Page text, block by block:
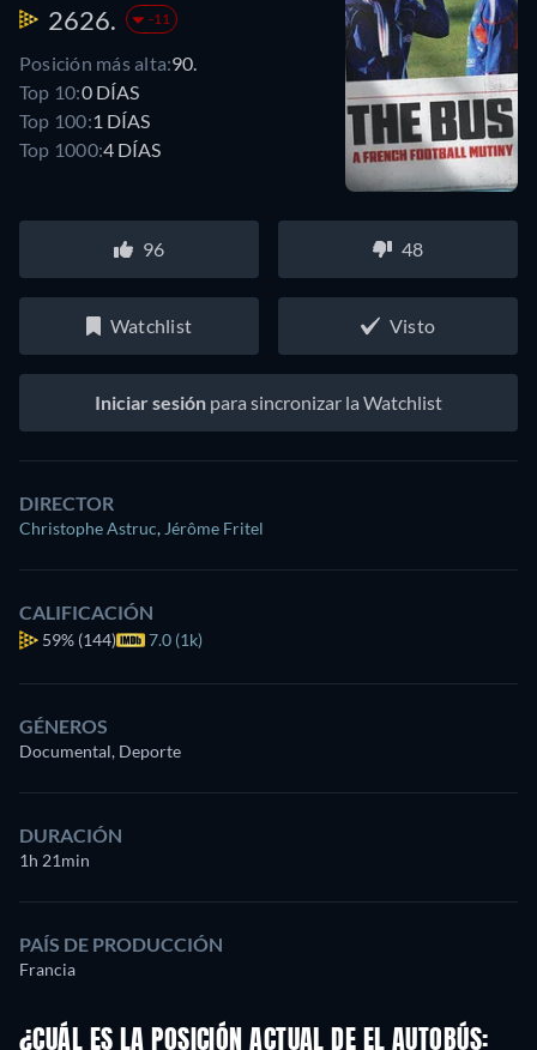
2626. -11
Posición más alta:90.
Top 10:0 DÍAS
Top 100:1 DÍAS
Top 1000:4 DÍAS
96 48
Watchlist Visto
Iniciar sesión para sincronizar la Watchlist
DIRECTOR
Christophe Astruc, Jérôme Fritel
CALIFICACIÓN
59% (144) 7.0 (1k)
GÉNEROS
Documental, Deporte
DURACIÓN
1h 21min
PAÍS DE PRODUCCIÓN
Francia
¿CUÁL ES LA POSICIÓN ACTUAL DE EL AUTOBÚS: